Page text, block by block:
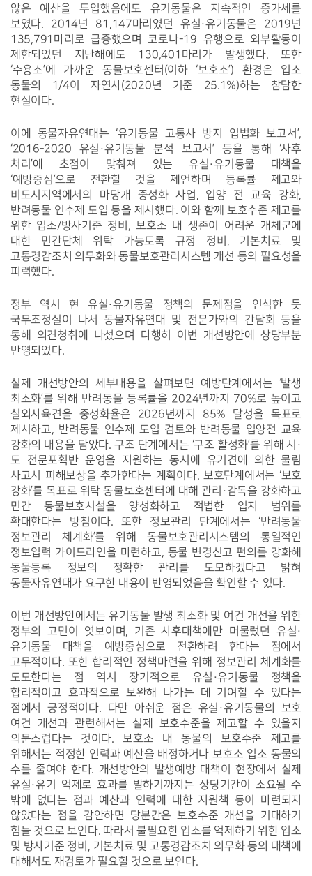
않은 예산을 투입했음에도 유기동물은 지속적인 증가세를
보였다. 2014년 81,147마리였던 유실·유기동물은 2019년
135,791마리로 급증했으며 코로나-19 유행으로 외부활동이
제한되었던 지난해에도 130,401마리가 발생했다. 또한
‘수용소’에 가까운 동물보호센터(이하 ‘보호소’) 환경은 입소
동물의 1/4이 자연사(2020년 기준 25.1%)하는 참담한
현실이다.
이에 동물자유연대는 ‘유기동물 고통사 방지 입법화 보고서’,
‘2016-2020 유실·유기동물 분석 보고서’ 등을 통해 ‘사후
처리’에 초점이 맞춰져 있는 유실·유기동물 대책을
‘예방중심’으로 전환할 것을 제언하며 등록률 제고와
비도시지역에서의 마당개 중성화 사업, 입양 전 교육 강화,
반려동물 인수제 도입 등을 제시했다. 이와 함께 보호수준 제고를
위한 입소/방사기준 정비, 보호소 내 생존이 어려운 개체군에
대한 민간단체 위탁 가능토록 규정 정비, 기본치료 및
고통경감조치 의무화와 동물보호관리시스템 개선 등의 필요성을
피력했다.
정부 역시 현 유실·유기동물 정책의 문제점을 인식한 듯
국무조정실이 나서 동물자유연대 및 전문가와의 간담회 등을
통해 의견청취에 나섰으며 다행히 이번 개선방안에 상당부분
반영되었다.
실제 개선방안의 세부내용을 살펴보면 예방단계에서는 ‘발생
최소화’를 위해 반려동물 등록률을 2024년까지 70%로 높이고
실외사육견을 중성화율은 2026년까지 85% 달성을 목표로
제시하고, 반려동물 인수제 도입 검토와 반려동물 입양전 교육
강화의 내용을 담았다. 구조 단계에서는 ‘구조 활성화’를 위해 시·
도 전문포획반 운영을 지원하는 동시에 유기견에 의한 물림
사고시 피해보상을 추가한다는 계획이다. 보호단계에서는 ‘보호
강화’를 목표로 위탁 동물보호센터에 대해 관리·감독을 강화하고
민간 동물보호시설을 양성화하고 적법한 입지 범위를
확대한다는 방침이다. 또한 정보관리 단계에서는 ‘반려동물
정보관리 체계화’를 위해 동물보호관리시스템의 통일적인
정보입력 가이드라인을 마련하고, 동물 변경신고 편의를 강화해
동물등록 정보의 정확한 관리를 도모하겠다고 밝혀
동물자유연대가 요구한 내용이 반영되었음을 확인할 수 있다.
이번 개선방안에서는 유기동물 발생 최소화 및 여건 개선을 위한
정부의 고민이 엿보이며, 기존 사후대책에만 머물렀던 유실·
유기동물 대책을 예방중심으로 전환하려 한다는 점에서
고무적이다. 또한 합리적인 정책마련을 위해 정보관리 체계화를
도모한다는 점 역시 장기적으로 유실·유기동물 정책을
합리적이고 효과적으로 보완해 나가는 데 기여할 수 있다는
점에서 긍정적이다. 다만 아쉬운 점은 유실·유기동물의 보호
여건 개선과 관련해서는 실제 보호수준을 제고할 수 있을지
의문스럽다는 것이다. 보호소 내 동물의 보호수준 제고를
위해서는 적정한 인력과 예산을 배정하거나 보호소 입소 동물의
수를 줄여야 한다. 개선방안의 발생예방 대책이 현장에서 실제
유실·유기 억제로 효과를 발하기까지는 상당기간이 소요될 수
밖에 없다는 점과 예산과 인력에 대한 지원책 등이 마련되지
않았다는 점을 감안하면 당분간은 보호수준 개선을 기대하기
힘들 것으로 보인다. 따라서 불필요한 입소를 억제하기 위한 입소
및 방사기준 정비, 기본치료 및 고통경감조치 의무화 등의 대책에
대해서도 재검토가 필요할 것으로 보인다.